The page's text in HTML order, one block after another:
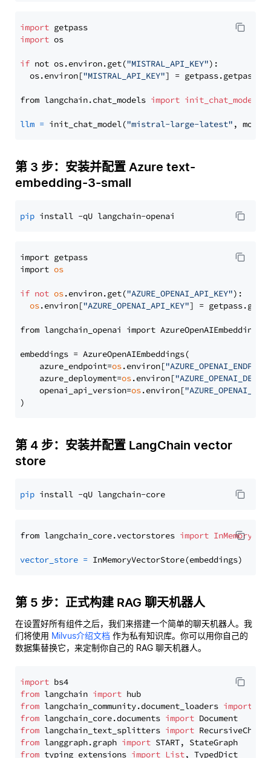
import
import os
if not os.environ.get("MISTRAL_API_KEY"):
  os.environ[
"MISTRAL_API_KEY"] = getpass.getpass(
from langchain.chat_models import init_chat_model
llm = init_chat_model("mistral-large-latest" ,
第 3 步：安装并配置 Azure text-
embedding-3-small
pip
import getpass
import os
if not os.environ.get("AZURE_OPENAI_API_KEY"):
os.environ["AZURE_OPENAI_API_KEY"] =
from langchain_openai import AzureOpenAIEmbeddings
embeddings = AzureOpenAIEmbeddings(
    azure_endpoint=
os.environ[
    azure_deployment=
os.environ[
    openai_api_version=
os.environ[
第 4 步：安装并配置 LangChain vector
store
pip
from langchain_core.vectorstores import
vector_store =
第 5 步：正式构建 RAG 聊天机器人
在设置好所有组件之后，我们来搭建一个简单的聊天机器人。我
们将使用 Milvus介绍文档 作为私有知识库。你可以用你自己的
数据集替换它，来定制你自己的 RAG 聊天机器人。
import
from langchain import
from langchain_community.document_loaders import
from langchain_core.documents import
from langchain_text_splitters import
from langgraph.graph import
from typing_extensions import List, TypedDict